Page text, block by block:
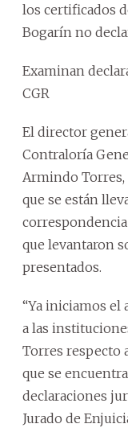
los certificados
Bogarín no
Examinan
CGR
El director
Contraloría
Armindo Torres,
que se están
que levantaron
presentados.
“Ya iniciamos
a las
Torres respecto
que se
declaraciones
Jurado de